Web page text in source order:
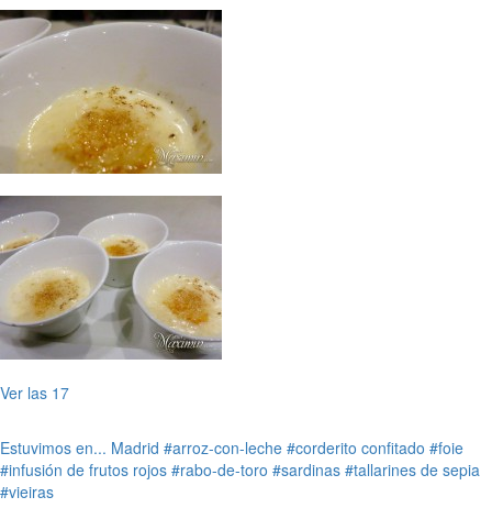
Ver las 17
Estuvimos en... Madrid #arroz-con-leche #corderito confitado #foie
#infusión de frutos rojos #rabo-de-toro #sardinas #tallarines de sepia
#vieiras